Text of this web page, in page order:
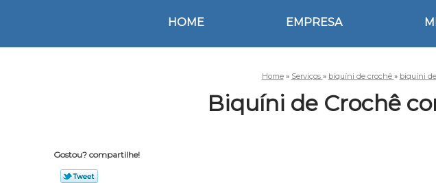
HOME EMPRESA
Home » Serviços » biquíni de crochê » biquíni
Biquíni de Crochê
Gostou? compartilhe!